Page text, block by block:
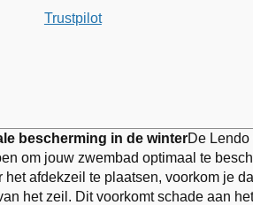
Trustpilot
bescherming in de winterDe
om jouw zwembad optimaal te
afdekzeil te plaatsen, voorkom je
het zeil. Dit voorkomt schade aan